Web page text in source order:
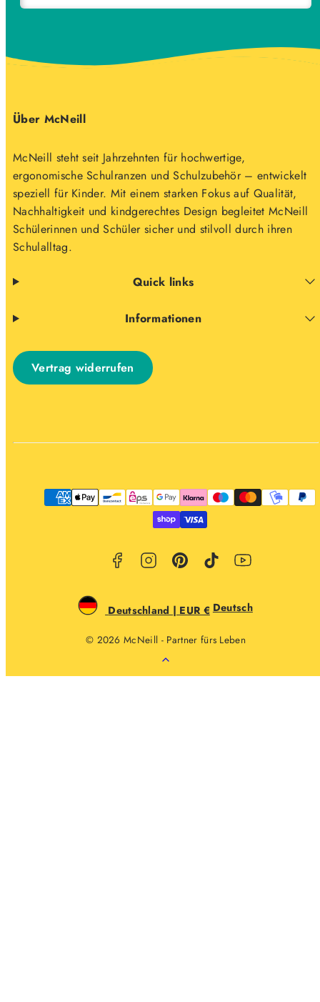
Über McNeill
McNeill steht seit Jahrzehnten für hochwertige,
ergonomische Schulranzen und Schulzubehör – entwickelt
speziell für Kinder. Mit einem starken Fokus auf Qualität,
Nachhaltigkeit und kindgerechtes Design begleitet McNeill
Schülerinnen und Schüler sicher und stilvoll durch ihren
Schulalltag.
Quick links
Informationen
Vertrag widerrufen
Zahlungsarten
Facebook
Instagram
Pinterest
YouTube
Deutschland | EUR € Deutsch
© 2026 McNeill - Partner fürs Leben
nach